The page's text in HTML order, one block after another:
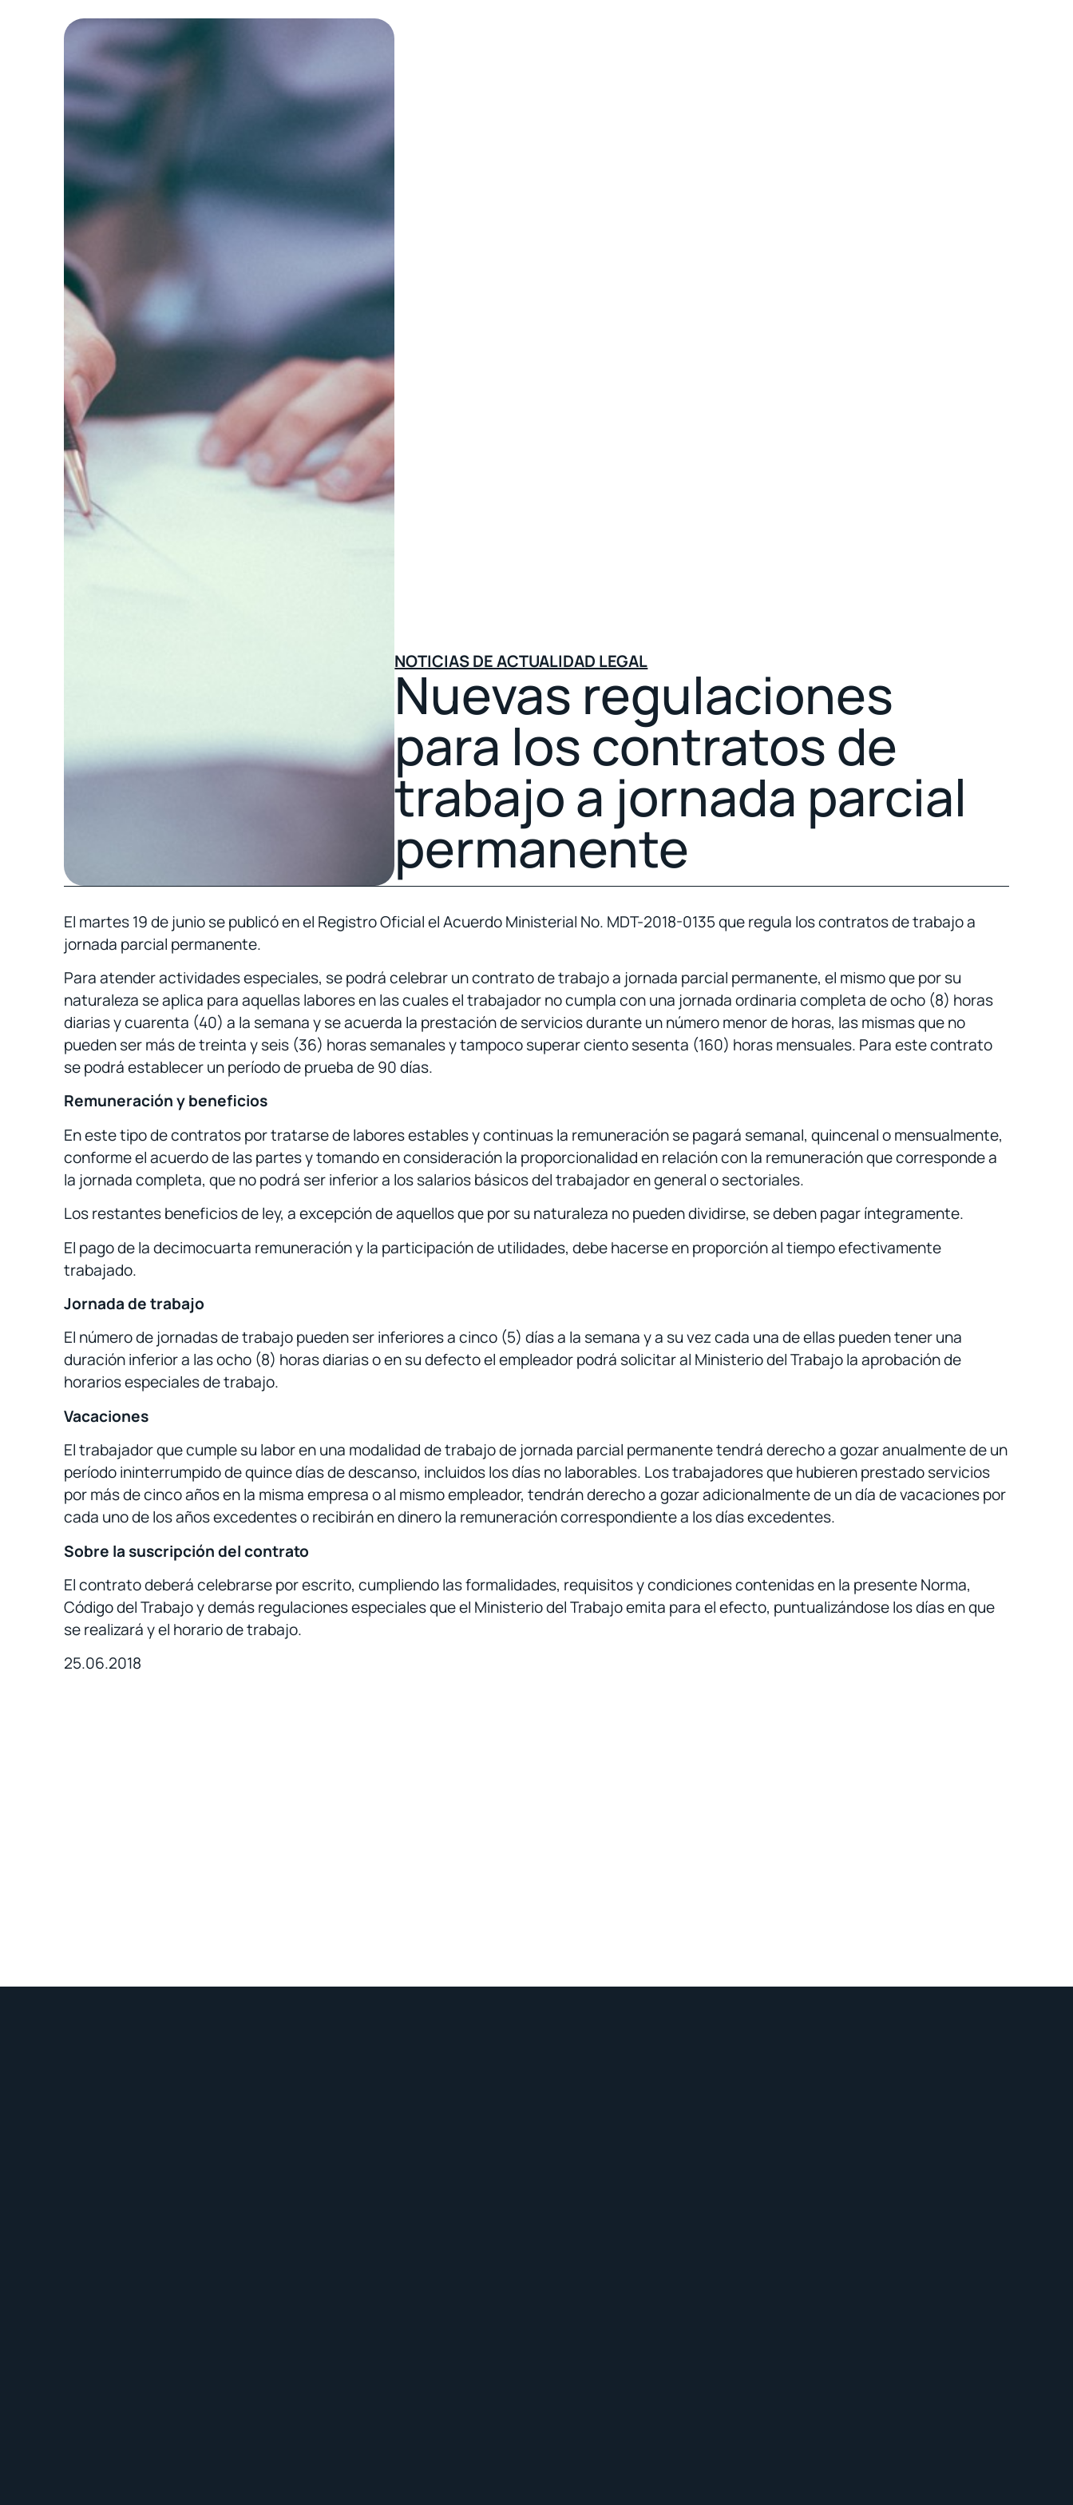
NOTICIAS DE ACTUALIDAD LEGAL
Nuevas regulaciones
para los contratos de
trabajo a jornada parcial
permanente
El martes 19 de junio se publicó en el Registro Oficial el Acuerdo Ministerial No. MDT-2018-0135 que regula los contratos de trabajo a
jornada parcial permanente.
Para atender actividades especiales, se podrá celebrar un contrato de trabajo a jornada parcial permanente, el mismo que por su
naturaleza se aplica para aquellas labores en las cuales el trabajador no cumpla con una jornada ordinaria completa de ocho (8) horas
diarias y cuarenta (40) a la semana y se acuerda la prestación de servicios durante un número menor de horas, las mismas que no
pueden ser más de treinta y seis (36) horas semanales y tampoco superar ciento sesenta (160) horas mensuales. Para este contrato
se podrá establecer un período de prueba de 90 días.
Remuneración y beneficios
En este tipo de contratos por tratarse de labores estables y continuas la remuneración se pagará semanal, quincenal o mensualmente,
conforme el acuerdo de las partes y tomando en consideración la proporcionalidad en relación con la remuneración que corresponde a
la jornada completa, que no podrá ser inferior a los salarios básicos del trabajador en general o sectoriales.
Los restantes beneficios de ley, a excepción de aquellos que por su naturaleza no pueden dividirse, se deben pagar íntegramente.
El pago de la decimocuarta remuneración y la participación de utilidades, debe hacerse en proporción al tiempo efectivamente
trabajado.
Jornada de trabajo
El número de jornadas de trabajo pueden ser inferiores a cinco (5) días a la semana y a su vez cada una de ellas pueden tener una
duración inferior a las ocho (8) horas diarias o en su defecto el empleador podrá solicitar al Ministerio del Trabajo la aprobación de
horarios especiales de trabajo.
Vacaciones
El trabajador que cumple su labor en una modalidad de trabajo de jornada parcial permanente tendrá derecho a gozar anualmente de un
período ininterrumpido de quince días de descanso, incluidos los días no laborables. Los trabajadores que hubieren prestado servicios
por más de cinco años en la misma empresa o al mismo empleador, tendrán derecho a gozar adicionalmente de un día de vacaciones por
cada uno de los años excedentes o recibirán en dinero la remuneración correspondiente a los días excedentes.
Sobre la suscripción del contrato
El contrato deberá celebrarse por escrito, cumpliendo las formalidades, requisitos y condiciones contenidas en la presente Norma,
Código del Trabajo y demás regulaciones especiales que el Ministerio del Trabajo emita para el efecto, puntualizándose los días en que
se realizará y el horario de trabajo.
25.06.2018